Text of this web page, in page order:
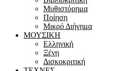
Μυθιστόρημα
Ποίηση
Μικρό Διήγημα
ΜΟΥΣΙΚΗ
Ελληνική
Ξένη
Δισκοκριτική